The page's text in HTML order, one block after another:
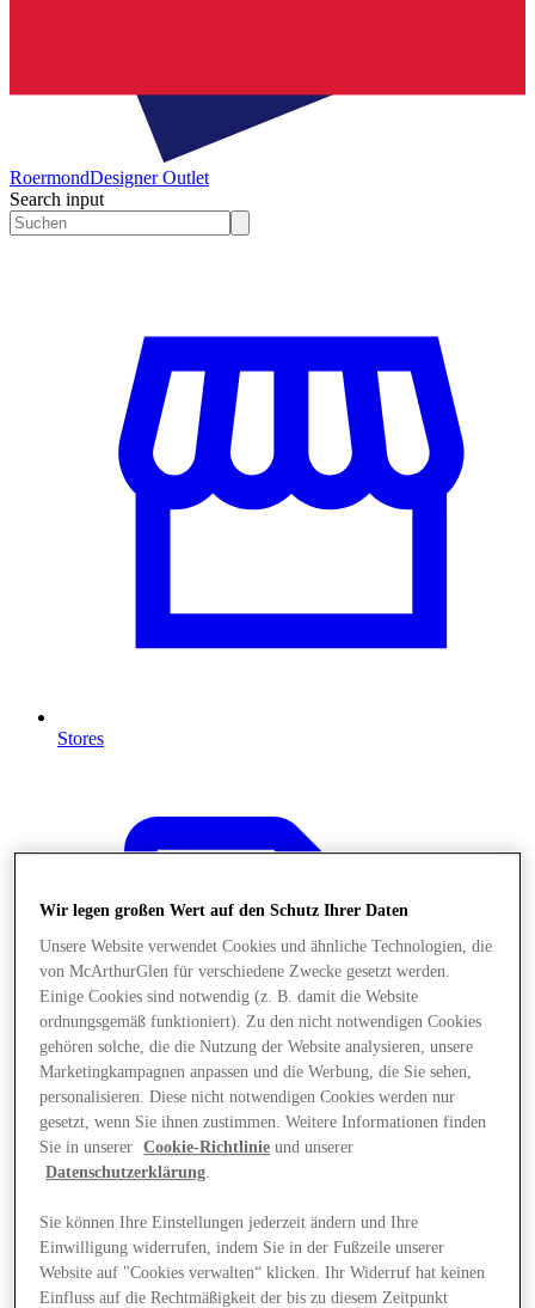
RoermondDesigner Outlet
Search input
Stores
Angebote
Wir legen großen Wert auf den Schutz Ihrer Daten
Unsere Website verwendet Cookies und ähnliche Technologien, die
von McArthurGlen für verschiedene Zwecke gesetzt werden.
Einige Cookies sind notwendig (z. B. damit die Website
ordnungsgemäß funktioniert). Zu den nicht notwendigen Cookies
gehören solche, die die Nutzung der Website analysieren, unsere
Marketingkampagnen anpassen und die Werbung, die Sie sehen,
personalisieren. Diese nicht notwendigen Cookies werden nur
gesetzt, wenn Sie ihnen zustimmen. Weitere Informationen finden
Sie in unserer
Cookie-Richtlinie und unserer
Datenschutzerklärung
Sie können Ihre Einstellungen jederzeit ändern und Ihre
Einwilligung widerrufen, indem Sie in der Fußzeile unserer
Website auf "Cookies verwalten“ klicken. Ihr Widerruf hat keinen
Einfluss auf die Rechtmäßigkeit der bis zu diesem Zeitpunkt